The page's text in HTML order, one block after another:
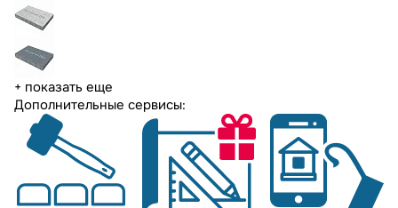
+ показать еще
Дополнительные сервисы: